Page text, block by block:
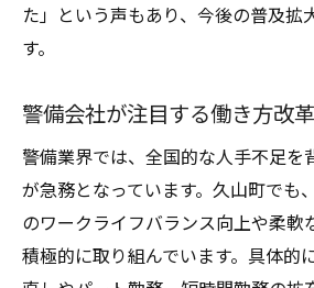
た」という声もあり、今後の普及拡
す。
警備会社が注目する働き方改
警備業界では、全国的な人手不足を
が急務となっています。久山町でも
のワークライフバランス向上や柔軟
積極的に取り組んでいます。具体的